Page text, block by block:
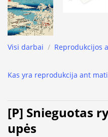
Visi darbai / Reprodukcijos
Kas yra reprodukcija ant
[P] Snieguotas
upės